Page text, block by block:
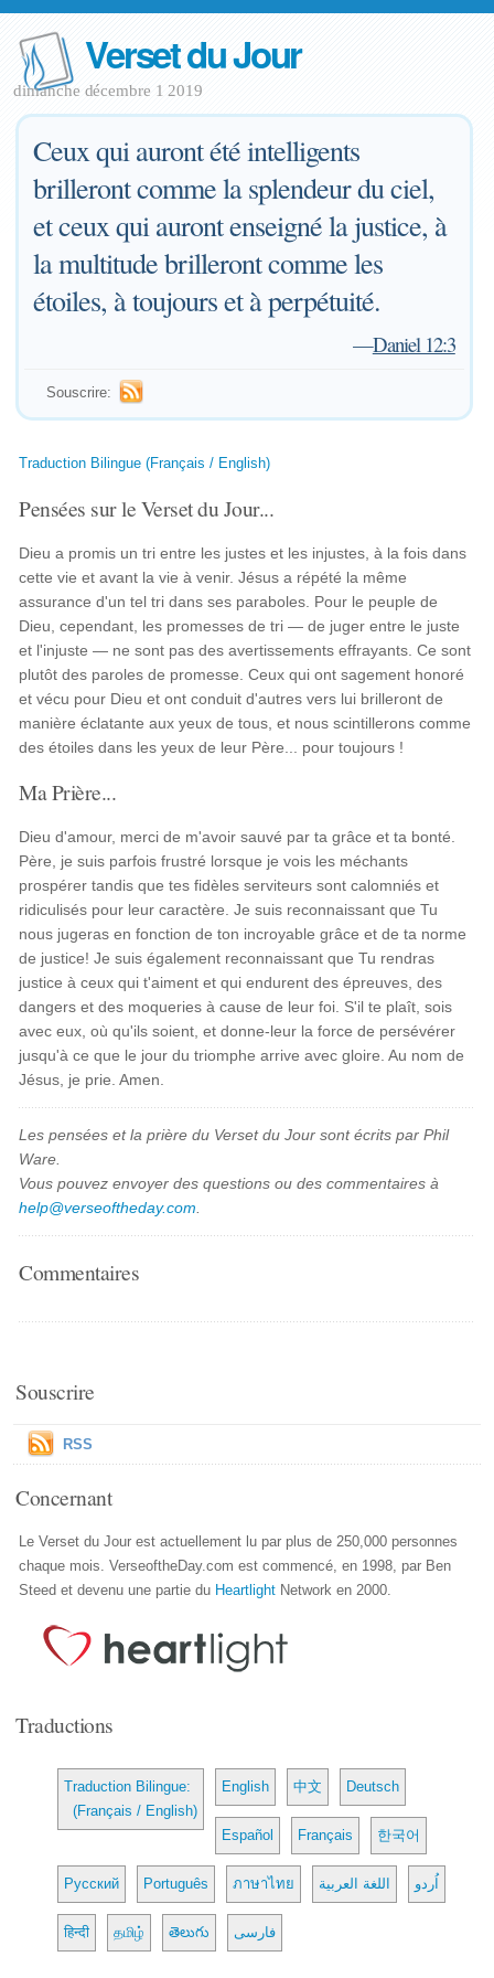
Verset du Jour
dimanche décembre 1 2019
Ceux qui auront été intelligents
brilleront comme la splendeur du ciel,
et ceux qui auront enseigné la justice, à
la multitude brilleront comme les
étoiles, à toujours et à perpétuité.
—Daniel 12:3
Souscrire:
Traduction Bilingue (Français / English)
Pensées sur le Verset du Jour...
Dieu a promis un tri entre les justes et les injustes, à la fois dans
cette vie et avant la vie à venir. Jésus a répété la même
assurance d'un tel tri dans ses paraboles. Pour le peuple de
Dieu, cependant, les promesses de tri — de juger entre le juste
et l'injuste — ne sont pas des avertissements effrayants. Ce sont
plutôt des paroles de promesse. Ceux qui ont sagement honoré
et vécu pour Dieu et ont conduit d'autres vers lui brilleront de
manière éclatante aux yeux de tous, et nous scintillerons comme
des étoiles dans les yeux de leur Père... pour toujours !
Ma Prière...
Dieu d'amour, merci de m'avoir sauvé par ta grâce et ta bonté.
Père, je suis parfois frustré lorsque je vois les méchants
prospérer tandis que tes fidèles serviteurs sont calomniés et
ridiculisés pour leur caractère. Je suis reconnaissant que Tu
nous jugeras en fonction de ton incroyable grâce et de ta norme
de justice! Je suis également reconnaissant que Tu rendras
justice à ceux qui t'aiment et qui endurent des épreuves, des
dangers et des moqueries à cause de leur foi. S'il te plaît, sois
avec eux, où qu'ils soient, et donne-leur la force de persévérer
jusqu'à ce que le jour du triomphe arrive avec gloire. Au nom de
Jésus, je prie. Amen.
Les pensées et la prière du Verset du Jour sont écrits par Phil
Ware.
Vous pouvez envoyer des questions ou des commentaires à
help@verseoftheday.com
Commentaires
Souscrire
RSS
Concernant
Le Verset du Jour est actuellement lu par plus de 250,000 personnes
chaque mois. VerseoftheDay.com est commencé, en 1998, par Ben
Steed et devenu une partie du Heartlight Network en 2000.
Traductions
Traduction Bilingue:
(Français / English)
English 中文 Deutsch
Español Français 한국어
Русский Português ภาษาไทย اللغة العربية اُردو
हिन्दी தமிழ் తెలుగు فارسی